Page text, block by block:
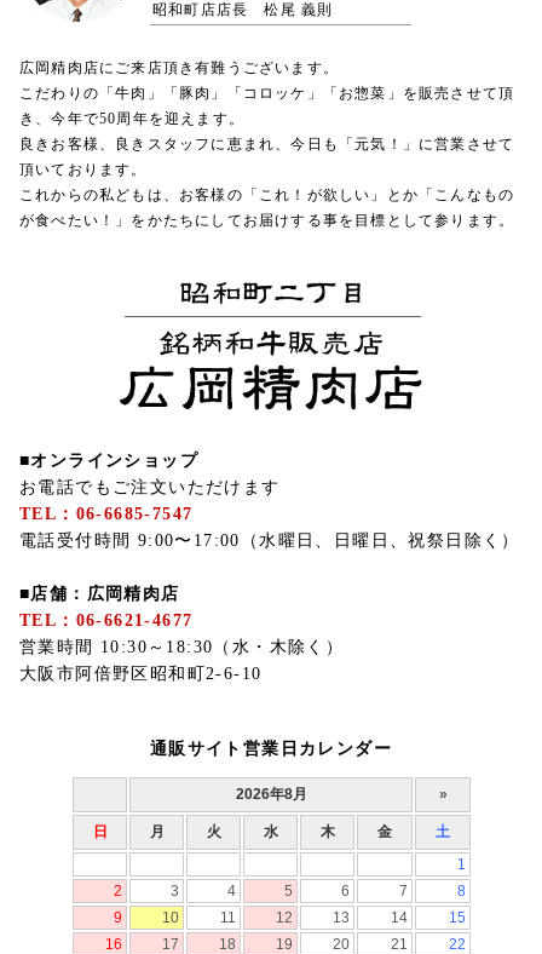
昭和町店店長 松尾 義則
広岡精肉店にご来店頂き有難うございます。
こだわりの「牛肉」「豚肉」「コロッケ」「お惣菜」を販売させて頂
き、今年で50周年を迎えます。
良きお客様、良きスタッフに恵まれ、今日も「元気！」に営業させて
頂いております。
これからの私どもは、お客様の「これ！が欲しい」とか「こんなもの
が食べたい！」をかたちにしてお届けする事を目標として参ります。
■オンラインショップ
お電話でもご注文いただけます
TEL：06-6685-7547
電話受付時間 9:00〜17:00（水曜日、日曜日、祝祭日除く）
■店舗：広岡精肉店
TEL：06-6621-4677
営業時間 10:30～18:30（水・木除く）
大阪市阿倍野区昭和町2-6-10
通販サイト営業日カレンダー